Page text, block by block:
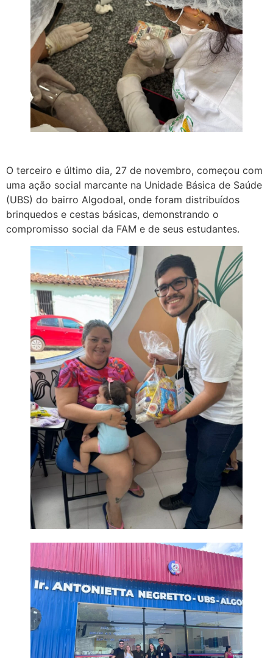
O terceiro e último dia, 27 de novembro, começou com
uma ação social marcante na Unidade Básica de Saúde
(UBS) do bairro Algodoal, onde foram distribuídos
brinquedos e cestas básicas, demonstrando o
compromisso social da FAM e de seus estudantes.